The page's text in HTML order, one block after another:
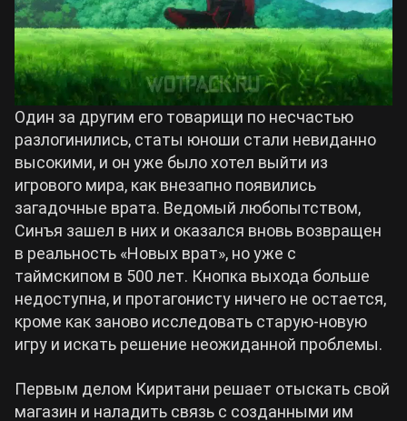
Один за другим его товарищи по несчастью
разлогинились, статы юноши стали невиданно
высокими, и он уже было хотел выйти из
игрового мира, как внезапно появились
загадочные врата. Ведомый любопытством,
Синъя зашел в них и оказался вновь возвращен
в реальность «Новых врат», но уже с
таймскипом в 500 лет. Кнопка выхода больше
недоступна, и протагонисту ничего не остается,
кроме как заново исследовать старую-новую
игру и искать решение неожиданной проблемы.
Первым делом Киритани решает отыскать свой
магазин и наладить связь с созданными им